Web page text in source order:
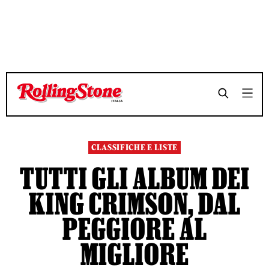
TEMPO DI LETTURA 14 MINUTI SHARE
TEMPO DI LETTURA 14 MINUTI SHARE
CLASSIFICHE E LISTE
TUTTI GLI ALBUM DEI
KING CRIMSON, DAL
PEGGIORE AL
MIGLIORE